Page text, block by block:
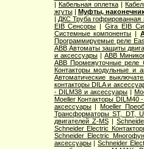
| Кабельная оплетка|
жгуты| Муфты,
| ДКС Труба гофрированная
EIB Сенсоры |Gira EIB
Системные компоненты |
Программируемые реле
ABB Автоматы защиты
и аксессуары|ABB
ABB Промежуточные реле
Контакторы модульные и
Автоматические
контакторы DILA и
- DILM38 и аксессуары |
Moeller Контакторы DILM40
аксессуары|Moeller
Трансформаторы ST, DT,
двигателей Z-MS|
Schneider Electric
Schneider Electric
аксессуары|Schneider